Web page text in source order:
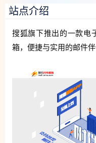
站点介绍
搜狐旗下推出的一款电
箱，便捷与实用的邮件伴